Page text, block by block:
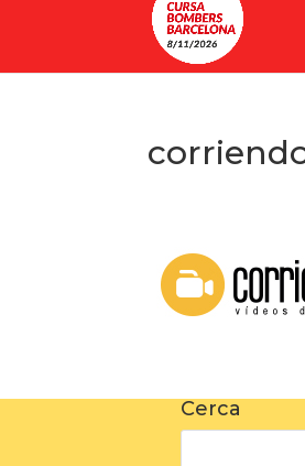
Cerca